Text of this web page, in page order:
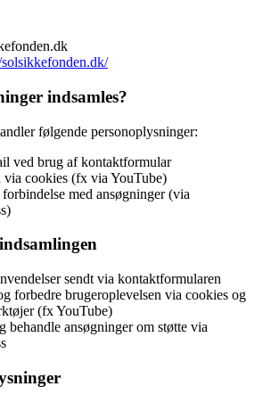
indsamles?
følgende personoplysninger:
ved brug af kontaktformular
cookies (fx via YouTube)
med ansøgninger (via
sendt via kontaktformularen
forbedre brugeroplevelsen via cookies og
(fx YouTube)
behandle ansøgninger om støtte via